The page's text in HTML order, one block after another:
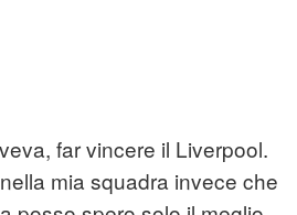
far vincere il Liverpool.
mia squadra invece che